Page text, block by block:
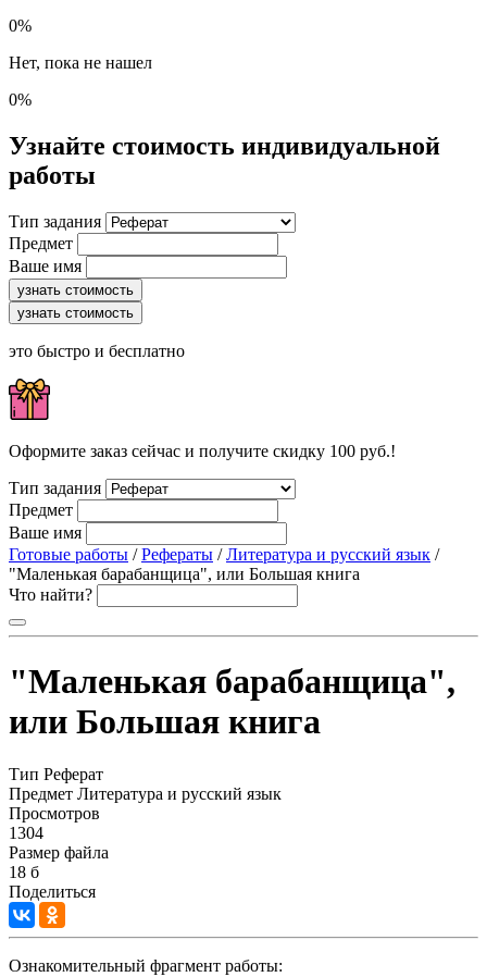
0%
Нет, пока не нашел
0%
Узнайте стоимость индивидуальной
работы
Тип задания
Предмет
Ваше имя
узнать стоимость
узнать стоимость
это быстро и бесплатно
Оформите заказ сейчас и получите скидку 100 руб.!
Тип задания
Предмет
Ваше имя
Готовые работы /Рефераты /Литература и русский язык /
"Маленькая барабанщица", или Большая книга
Что найти?
"Маленькая барабанщица",
или Большая книга
Тип Реферат
Предмет Литература и русский язык
Просмотров
1304
Размер файла
18 б
Поделиться
Ознакомительный фрагмент работы: